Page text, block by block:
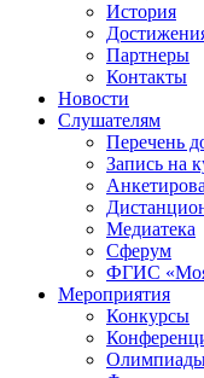
История
Партнеры
Контакты
Новости
Слушателям
Перечень
Запись на
Медиатека
Сферум
ФГИС
Мероприятия
Конкурсы